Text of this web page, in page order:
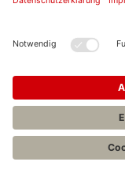
Entwickelt durch